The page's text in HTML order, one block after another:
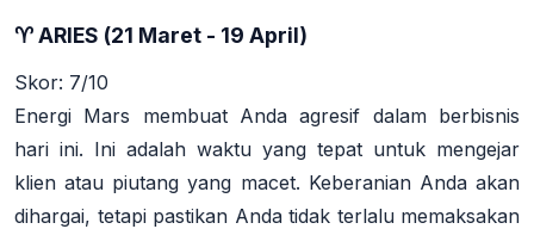
♈ ARIES (21 Maret - 19 April)
Skor: 7/10
Energi Mars membuat Anda agresif dalam berbisnis
hari ini. Ini adalah waktu yang tepat untuk mengejar
klien atau piutang yang macet. Keberanian Anda akan
dihargai, tetapi pastikan Anda tidak terlalu memaksakan